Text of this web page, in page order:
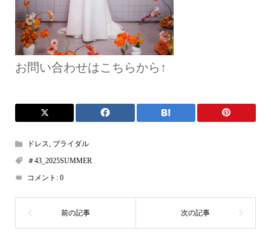
お問い合わせはこちらから↑
ドレス, ブライダル
＃43_2025SUMMER
コメント: 0